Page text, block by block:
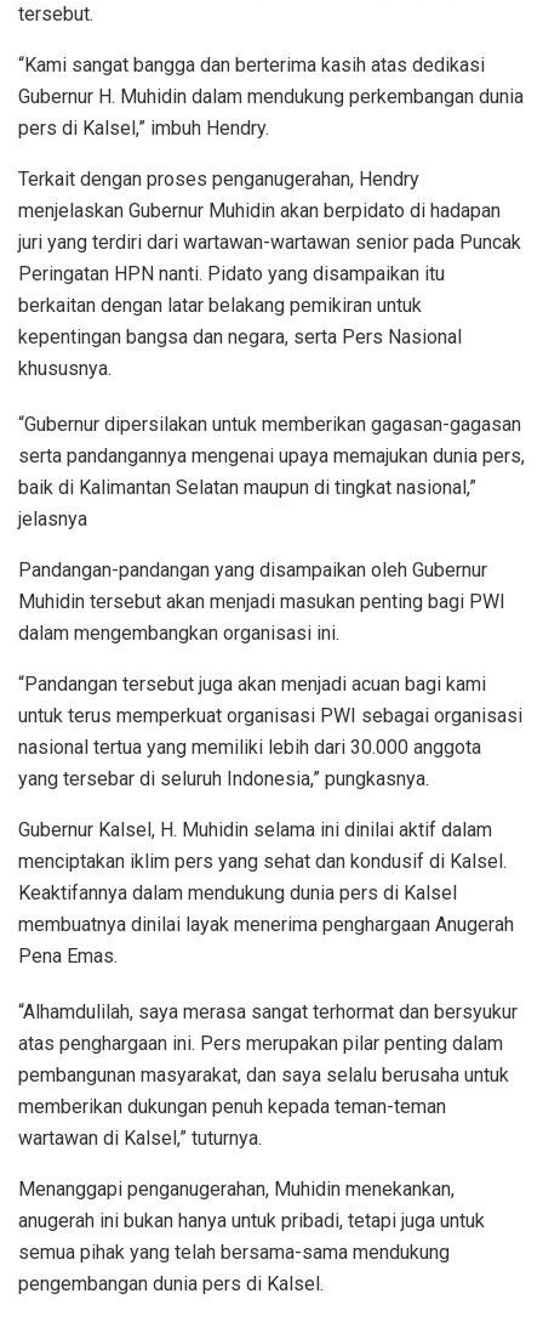
tersebut.
“Kami sangat bangga dan berterima kasih atas dedikasi
Gubernur H. Muhidin dalam mendukung perkembangan dunia
pers di Kalsel,” imbuh Hendry.
Terkait dengan proses penganugerahan, Hendry
menjelaskan Gubernur Muhidin akan berpidato di hadapan
juri yang terdiri dari wartawan-wartawan senior pada Puncak
Peringatan HPN nanti. Pidato yang disampaikan itu
berkaitan dengan latar belakang pemikiran untuk
kepentingan bangsa dan negara, serta Pers Nasional
khususnya.
“Gubernur dipersilakan untuk memberikan gagasan-gagasan
serta pandangannya mengenai upaya memajukan dunia pers,
baik di Kalimantan Selatan maupun di tingkat nasional,”
jelasnya
Pandangan-pandangan yang disampaikan oleh Gubernur
Muhidin tersebut akan menjadi masukan penting bagi PWI
dalam mengembangkan organisasi ini.
“Pandangan tersebut juga akan menjadi acuan bagi kami
untuk terus memperkuat organisasi PWI sebagai organisasi
nasional tertua yang memiliki lebih dari 30.000 anggota
yang tersebar di seluruh Indonesia,” pungkasnya.
Gubernur Kalsel, H. Muhidin selama ini dinilai aktif dalam
menciptakan iklim pers yang sehat dan kondusif di Kalsel.
Keaktifannya dalam mendukung dunia pers di Kalsel
membuatnya dinilai layak menerima penghargaan Anugerah
Pena Emas.
“Alhamdulilah, saya merasa sangat terhormat dan bersyukur
atas penghargaan ini. Pers merupakan pilar penting dalam
pembangunan masyarakat, dan saya selalu berusaha untuk
memberikan dukungan penuh kepada teman-teman
wartawan di Kalsel,” tuturnya.
Menanggapi penganugerahan, Muhidin menekankan,
anugerah ini bukan hanya untuk pribadi, tetapi juga untuk
semua pihak yang telah bersama-sama mendukung
pengembangan dunia pers di Kalsel.